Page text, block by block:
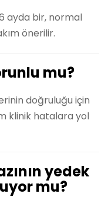
ayda bir, normal
önerilir.
mu?
doğruluğu için
klinik hatalara yol
yedek
mu?